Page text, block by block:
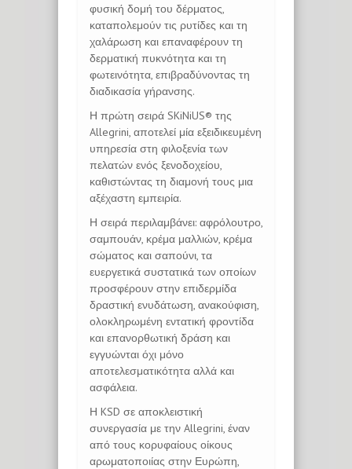
φυσική δομή του δέρματος,
καταπολεμούν τις ρυτίδες και τη
χαλάρωση και επαναφέρουν τη
δερματική πυκνότητα και τη
φωτεινότητα, επιβραδύνοντας τη
διαδικασία γήρανσης.
Η πρώτη σειρά SKiNiUS® της
Allegrini, αποτελεί μία εξειδικευμένη
υπηρεσία στη φιλοξενία των
πελατών ενός ξενοδοχείου,
καθιστώντας τη διαμονή τους μια
αξέχαστη εμπειρία.
Η σειρά περιλαμβάνει: αφρόλουτρο,
σαμπουάν, κρέμα μαλλιών, κρέμα
σώματος και σαπούνι, τα
ευεργετικά συστατικά των οποίων
προσφέρουν στην επιδερμίδα
δραστική ενυδάτωση, ανακούφιση,
ολοκληρωμένη εντατική φροντίδα
και επανορθωτική δράση και
εγγυώνται όχι μόνο
αποτελεσματικότητα αλλά και
ασφάλεια.
Η KSD σε αποκλειστική
συνεργασία με την Allegrini, έναν
από τους κορυφαίους οίκους
αρωματοποιίας στην Ευρώπη,